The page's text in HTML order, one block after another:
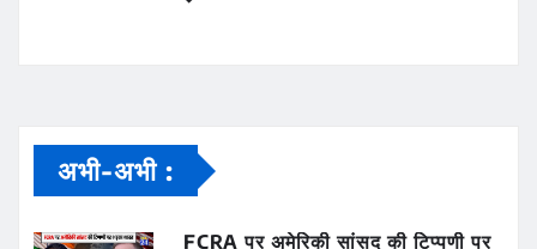
अभी-अभी :
FCRA पर अमेरिकी सांसद की टिप्पणी पर